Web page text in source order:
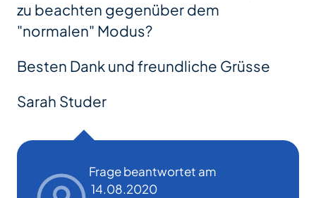
zu beachten gegenüber dem
"normalen" Modus?
Besten Dank und freundliche Grüsse
Sarah Studer
Frage beantwortet am
14.08.2020